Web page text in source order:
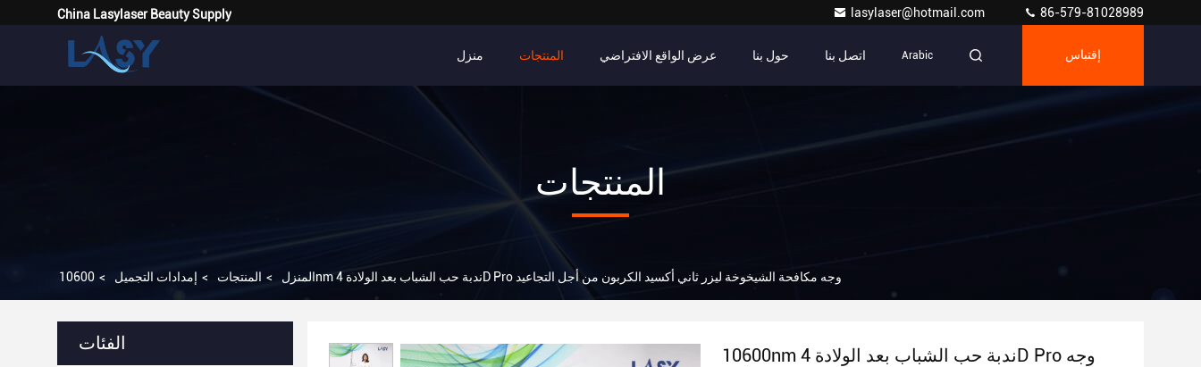
China Lasylaser Beauty Supply lasylaser@hotmail.com 86-579-81028989
منزل المنتجات عرض الواقع الافتراضي حول بنا اتصل بنا Arabic إقتباس
المنتجات
المنزل > المنتجات > إمدادات التجميل > 10600nm ندبة حب الشباب بعد الولادة 4D Pro وجه مكافحة الشيخوخة ليزر ثاني أكسيد الكربون من أجل التجاعيد
الفئات
10600nm ندبة حب الشباب بعد الولادة 4D Pro وجه